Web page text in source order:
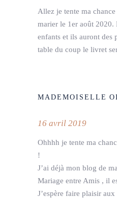
Allez je tente ma
marier le 1er août
enfants et ils auront des
table du coup le livret
MADEMOISELLE
16 avril 2019
Ohhhh je tente ma
!
J’ai déjà mon blog de
Mariage entre Amis , il
J’espère faire plaisir